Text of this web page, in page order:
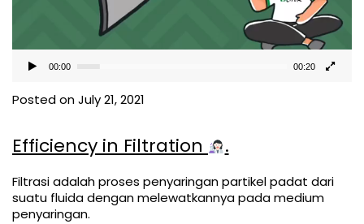
00:00 00:20
Posted on July 21, 2021
Efficiency in Filtration .
Filtrasi adalah proses penyaringan partikel padat dari
suatu fluida dengan melewatkannya pada medium
penyaringan.